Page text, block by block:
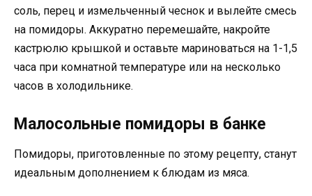
соль, перец и измельченный чеснок и вылейте смесь
на помидоры. Аккуратно перемешайте, накройте
кастрюлю крышкой и оставьте мариноваться на 1-1,5
часа при комнатной температуре или на несколько
часов в холодильнике.
Малосольные помидоры в банке
Помидоры, приготовленные по этому рецепту, станут
идеальным дополнением к блюдам из мяса.